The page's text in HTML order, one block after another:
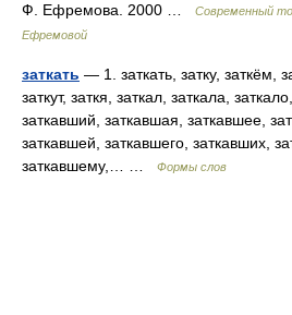
Ф. Ефремова. 2000 …
Современный
Ефремовой
заткать — 1. заткать, затку, заткём,
заткут, заткя, заткал, заткала,
заткавший, заткавшая, заткавшее,
заткавшей, заткавшего, заткавших,
заткавшему,… …
Формы слов